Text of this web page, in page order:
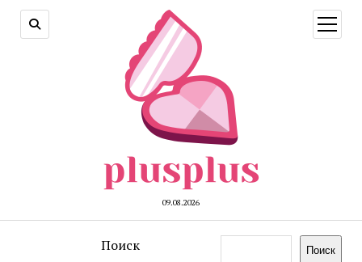
09.08.2026
меню
Поиск Поиск